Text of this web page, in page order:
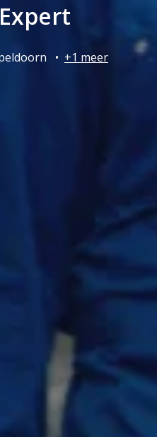
• +1 meer